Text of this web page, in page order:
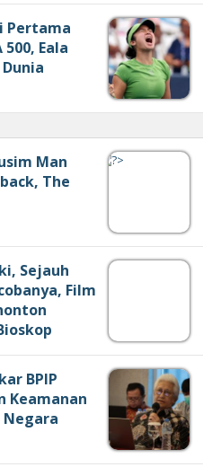
Pertama
Eala
Man
The
Sejauh
Film
BPIP
Keamanan